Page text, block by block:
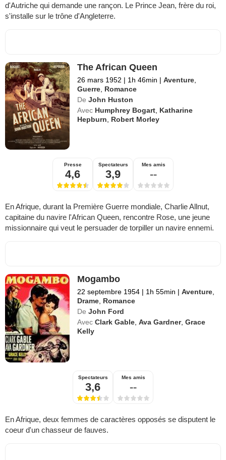
d'Autriche qui demande une rançon. Le Prince Jean, frère du roi,
s'installe sur le trône d'Angleterre.
The African Queen
26 mars 1952 | 1h 46min | Aventure
Guerre Romance
De John Huston
Avec Humphrey Bogart Katharine
Hepburn
Robert Morley
Presse
4,6
Spectateurs
3,9
Mes amis
--
En Afrique, durant la Première Guerre mondiale, Charlie Allnut,
capitaine du navire l'African Queen, rencontre Rose, une jeune
missionnaire qui veut le persuader de torpiller un navire ennemi.
Mogambo
22 septembre 1954 | 1h 55min | Aventure,
Drame, Romance
De John Ford
Avec Clark Gable,Ava Gardner,Grace
Kelly
Spectateurs
3,6
Mes amis
--
En Afrique, deux femmes de caractères opposés se disputent le
coeur d'un chasseur de fauves.